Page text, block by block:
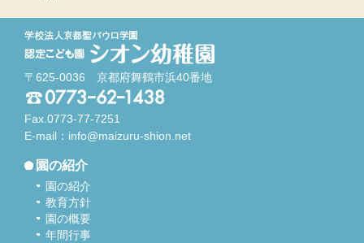
〒625-0036 京都府舞鶴市浜40番地
Fax.0773-77-7251
E-mail： info@maizuru-shion.net
園の紹介
園の紹介
教育方針
園の概要
年間行事